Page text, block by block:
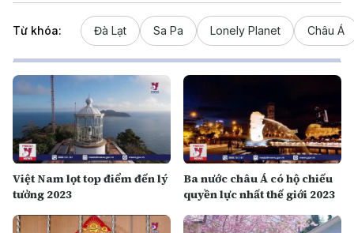
Từ khóa: Đà Lạt Sa Pa Lonely Planet Châu Á
Việt Nam lọt top điểm đến lý
tưởng 2023
Ba nước châu Á có hộ chiếu
quyền lực nhất thế giới 2023